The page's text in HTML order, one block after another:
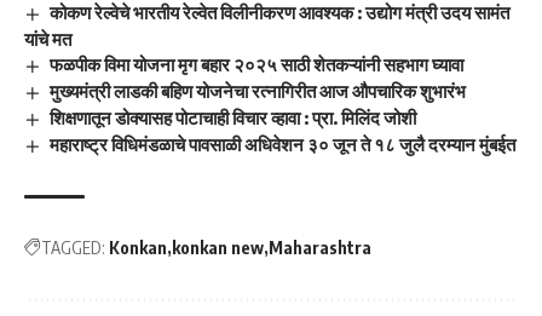
कोकण रेल्वेचे भारतीय रेल्वेत विलीनीकरण आवश्यक : उद्योग मंत्री उदय सामंत
यांचे मत
फळपीक विमा योजना मृग बहार २०२५ साठी शेतकऱ्यांनी सहभाग घ्यावा
मुख्यमंत्री लाडकी बहिण योजनेचा रत्नागिरीत आज औपचारिक शुभारंभ
शिक्षणातून डोक्यासह पोटाचाही विचार व्हावा : प्रा. मिलिंद जोशी
महाराष्ट्र विधिमंडळाचे पावसाळी अधिवेशन ३० जून ते १८ जुलै दरम्यान मुंबईत
TAGGED: Konkan konkan new Maharashtra